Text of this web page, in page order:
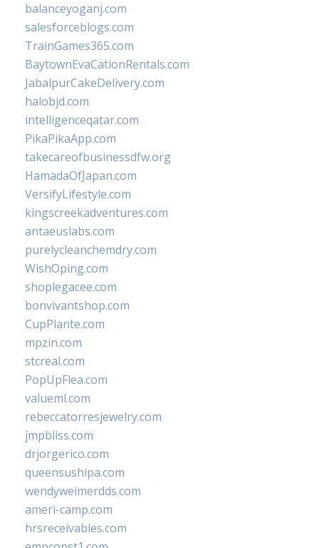
balanceyoganj.com
salesforceblogs.com
TrainGames365.com
BaytownEvaCationRentals.com
JabalpurCakeDelivery.com
halobjd.com
intelligenceqatar.com
PikaPikaApp.com
takecareofbusinessdfw.org
HamadaOfJapan.com
VersifyLifestyle.com
kingscreekadventures.com
antaeuslabs.com
purelycleanchemdry.com
WishOping.com
shoplegacee.com
bonvivantshop.com
CupPlante.com
mpzin.com
stcreal.com
PopUpFlea.com
valueml.com
rebeccatorresjewelry.com
jmpbliss.com
drjorgerico.com
queensushipa.com
wendyweimerdds.com
ameri-camp.com
hrsreceivables.com